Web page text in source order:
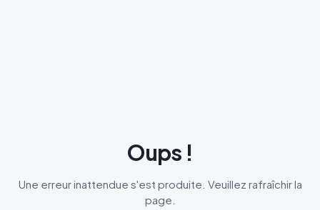
Oups !
Une erreur inattendue s'est produite. Veuillez rafraîchir la
page.